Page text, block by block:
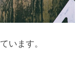
います。